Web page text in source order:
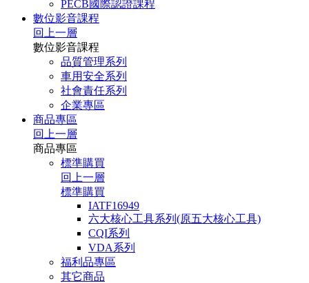
PECB國際認證課程
數位影音課程
回上一層
數位影音課程
品質管理系列
車用安全系列
社會責任系列
企業專區
商品專區
回上一層
商品專區
標準購買
回上一層
標準購買
IATF16949
六大核心工具系列(原五大核心工具)
CQI系列
VDA系列
福利品專區
其它商品